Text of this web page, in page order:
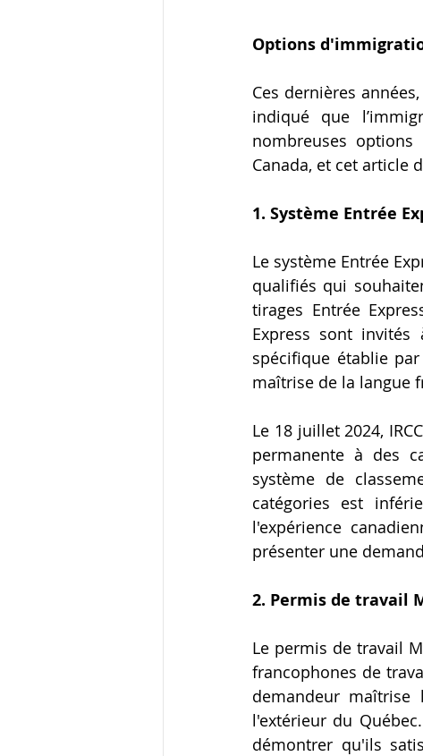
Options
Ces dernières
indiqué que
nombreuses
Canada, et cet article
1. Système Entrée
Le système Entrée
qualifiés qui
tirages Entrée
Express sont
spécifique établie
maîtrise de la langue
Le 18 juillet 2024,
permanente à des
système de
catégories est
l'expérience
présenter une
2. Permis de travail
Le permis de travail
francophones de
demandeur
l'extérieur du
démontrer qu'ils